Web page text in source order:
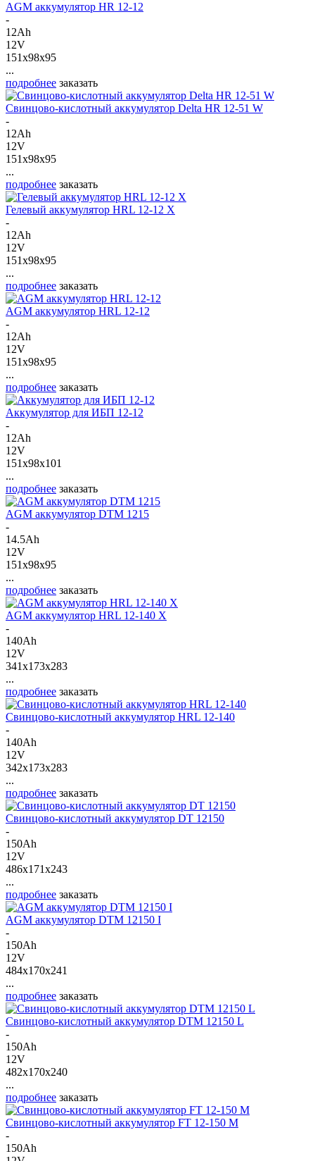
AGM аккумулятор HR 12-12
-
12Ah
12V
151x98x95
...
подробнее заказать
Свинцово-кислотный аккумулятор Delta HR 12-51 W
-
12Ah
12V
151x98x95
...
подробнее заказать
Гелевый аккумулятор HRL 12-12 X
-
12Ah
12V
151x98x95
...
подробнее заказать
AGM аккумулятор HRL 12-12
-
12Ah
12V
151x98x95
...
подробнее заказать
Аккумулятор для ИБП 12-12
-
12Ah
12V
151x98x101
...
подробнее заказать
AGM аккумулятор DTM 1215
-
14.5Ah
12V
151x98x95
...
подробнее заказать
AGM аккумулятор HRL 12-140 X
-
140Ah
12V
341x173x283
...
подробнее заказать
Свинцово-кислотный аккумулятор HRL 12-140
-
140Ah
12V
342x173x283
...
подробнее заказать
Свинцово-кислотный аккумулятор DT 12150
-
150Ah
12V
486x171x243
...
подробнее заказать
AGM аккумулятор DTM 12150 I
-
150Ah
12V
484x170x241
...
подробнее заказать
Свинцово-кислотный аккумулятор DTM 12150 L
-
150Ah
12V
482x170x240
...
подробнее заказать
Свинцово-кислотный аккумулятор FT 12-150 M
-
150Ah